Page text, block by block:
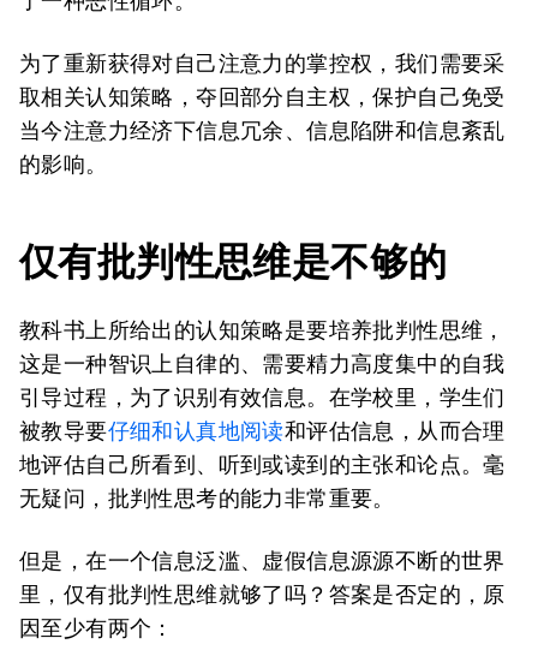
为了重新获得对自己注意力的掌控权，我们需要采
取相关认知策略，夺回部分自主权，保护自己免受
当今注意力经济下信息冗余、信息陷阱和信息紊乱
的影响。
仅有批判性思维是不够的
教科书上所给出的认知策略是要培养批判性思维，
这是一种智识上自律的、需要精力高度集中的自我
引导过程，为了识别有效信息。在学校里，学生们
被教导要仔细和认真地阅读和评估信息，从而合理
地评估自己所看到、听到或读到的主张和论点。毫
无疑问，批判性思考的能力非常重要。
但是，在一个信息泛滥、虚假信息源源不断的世界
里，仅有批判性思维就够了吗？答案是否定的，原
因至少有两个：